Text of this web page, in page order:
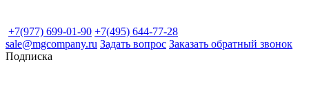
+7(977) 699-01-90 +7(495) 644-77-28
sale@mgcompany.ru Задать вопрос Заказать обратный звонок
Подписка